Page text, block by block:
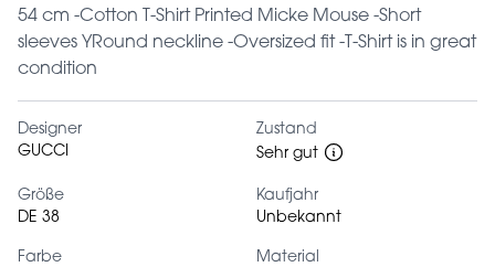
54 cm -Cotton T-Shirt Printed Micke Mouse -Short
sleeves YRound neckline -Oversized fit -T-Shirt is in great
condition
Designer
GUCCI
Zustand
Sehr gut
Größe
DE 38
Kaufjahr
Unbekannt
Farbe
Material